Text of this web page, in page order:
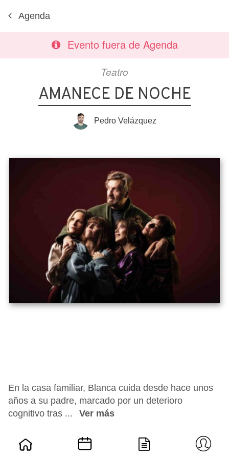
Agenda
Evento fuera de Agenda
Teatro
AMANECE DE NOCHE
Pedro Velázquez
En la casa familiar, Blanca cuida desde hace unos
años a su padre, marcado por un deterioro
cognitivo tras ...
Ver más